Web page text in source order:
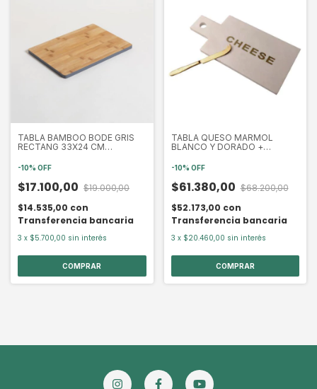
TABLA BAMBOO BODE GRIS
RECTANG 33X24 CM
-10% OFF
$17.100,00 $19.000,00
$14.535,00 con
Transferencia bancaria
3 x $5.700,00 sin interés
TABLA QUESO MARMOL
BLANCO Y DORADO +
(EXA7001)
-10% OFF
$61.380,00 $68.200,00
$52.173,00 con
Transferencia bancaria
3 x $20.460,00 sin interés